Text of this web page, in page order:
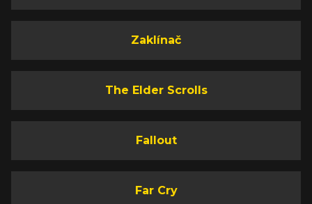
Zaklínač
The Elder Scrolls
Fallout
Far Cry